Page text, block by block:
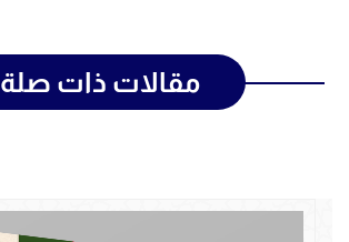
مقالات ذات صلة